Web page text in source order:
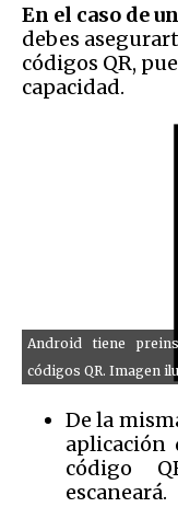
En el caso de
debes
códigos QR,
capacidad.
Android tiene
códigos QR. Imagen
De la
aplicación
código
escaneará.